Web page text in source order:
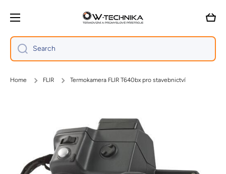
Skip to content
Cart
Search
Home FLIR Termokamera FLIR T640bx pro stavebnictví
Skip to product information